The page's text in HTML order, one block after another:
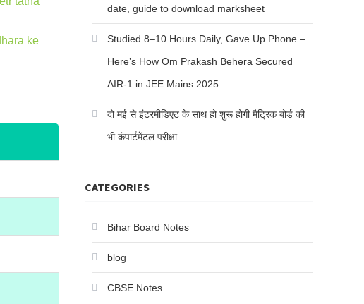
date, guide to download marksheet
Studied 8–10 Hours Daily, Gave Up Phone –
Here’s How Om Prakash Behera Secured
AIR-1 in JEE Mains 2025
दो मई से इंटरमीडिएट के साथ हो शुरू होगी मैट्रिक बोर्ड की
भी कंपार्टमेंटल परीक्षा
CATEGORIES
Bihar Board Notes
blog
CBSE Notes